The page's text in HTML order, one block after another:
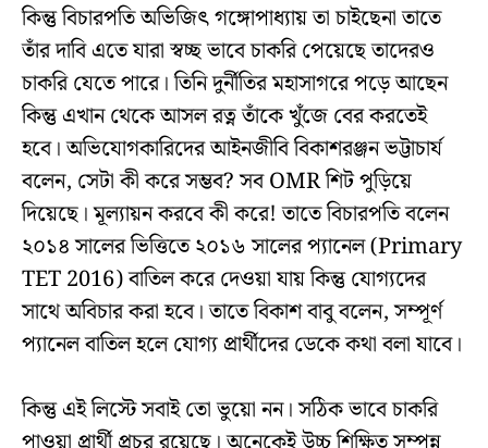
কিন্তু বিচারপতি অভিজিৎ গঙ্গোপাধ্যায় তা চাইছেনা তাতে
তাঁর দাবি এতে যারা স্বচ্ছ ভাবে চাকরি পেয়েছে তাদেরও
চাকরি যেতে পারে। তিনি দুর্নীতির মহাসাগরে পড়ে আছেন
কিন্তু এখান থেকে আসল রত্ন তাঁকে খুঁজে বের করতেই
হবে। অভিযোগকারিদের আইনজীবি বিকাশরঞ্জন ভট্টাচার্য
বলেন, সেটা কী করে সম্ভব? সব OMR শিট পুড়িয়ে
দিয়েছে। মূল্যায়ন করবে কী করে! তাতে বিচারপতি বলেন
২০১৪ সালের ভিত্তিতে ২০১৬ সালের প্যানেল (Primary
TET 2016) বাতিল করে দেওয়া যায় কিন্তু যোগ্যদের
সাথে অবিচার করা হবে। তাতে বিকাশ বাবু বলেন, সম্পূর্ণ
প্যানেল বাতিল হলে যোগ্য প্রার্থীদের ডেকে কথা বলা যাবে।
কিন্তু এই লিস্টে সবাই তো ভুয়ো নন। সঠিক ভাবে চাকরি